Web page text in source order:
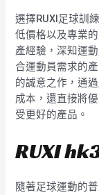
選擇RUXI足球訓
低價格以及專業
產經驗，深知運
合運動員需求的
的誠意之作，通
成本，還直接將
受更好的產品。
RUXI
隨著足球運動的